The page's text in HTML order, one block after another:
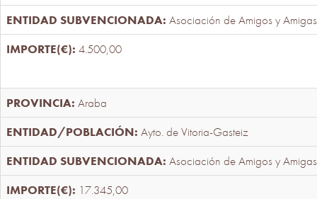
Asociación de Amigos y
4.500,00
Araba
Ayto. de Vitoria-Gasteiz
Asociación de Amigos y
17.345,00